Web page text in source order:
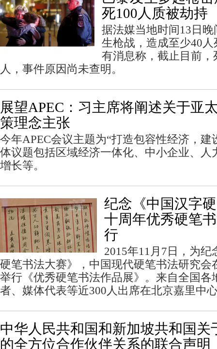
死100人质被劫持
据法媒当地时间13日
生枪战，造成至少40
有消息称，截止目前
人，事件原因尚未查明。
展望APEC：习主席将阐述关于亚
策理念主张
今年APEC会议主题为“打造包容性经济，建
体议题包括区域经济一体化、中小企业、人
增长等。
纪念《中国汉字
十周年优秀硬笔
行
2015年11月7日，为纪
硬笔书法大赛》，中国现代硬笔书法研究会
举行《优秀硬笔书法作品展》。来自全国各
者、媒体代表等近300人出席在北京嘉里中
中华人民共和国和新加坡共和国关
的全方位合作伙伴关系的联合声明